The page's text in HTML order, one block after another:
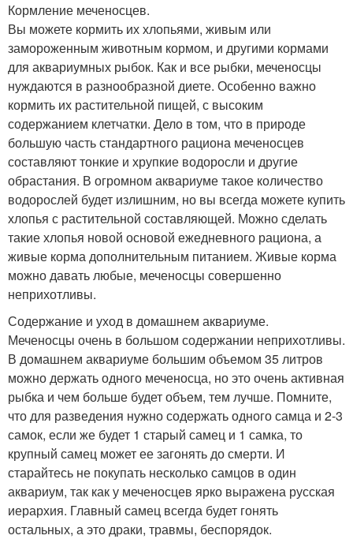
Кормление меченосцев.
Вы можете кормить их хлопьями, живым или
замороженным животным кормом, и другими кормами
для аквариумных рыбок. Как и все рыбки, меченосцы
нуждаются в разнообразной диете. Особенно важно
кормить их растительной пищей, с высоким
содержанием клетчатки. Дело в том, что в природе
большую часть стандартного рациона меченосцев
составляют тонкие и хрупкие водоросли и другие
обрастания. В огромном аквариуме такое количество
водорослей будет излишним, но вы всегда можете купить
хлопья с растительной составляющей. Можно сделать
такие хлопья новой основой ежедневного рациона, а
живые корма дополнительным питанием. Живые корма
можно давать любые, меченосцы совершенно
неприхотливы.
Содержание и уход в домашнем аквариуме.
Меченосцы очень в большом содержании неприхотливы.
В домашнем аквариуме большим объемом 35 литров
можно держать одного меченосца, но это очень активная
рыбка и чем больше будет объем, тем лучше. Помните,
что для разведения нужно содержать одного самца и 2-3
самок, если же будет 1 старый самец и 1 самка, то
крупный самец может ее загонять до смерти. И
старайтесь не покупать несколько самцов в один
аквариум, так как у меченосцев ярко выражена русская
иерархия. Главный самец всегда будет гонять
остальных, а это драки, травмы, беспорядок.